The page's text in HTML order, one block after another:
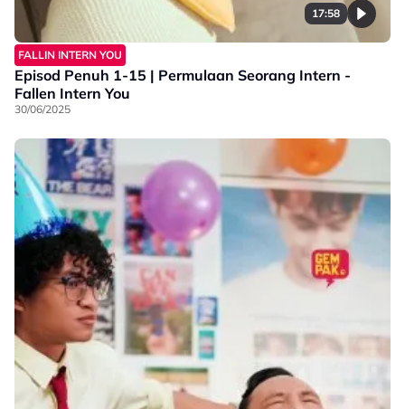
17:58
FALLIN INTERN YOU
Episod Penuh 1-15 | Permulaan Seorang Intern -
Fallen Intern You
30/06/2025